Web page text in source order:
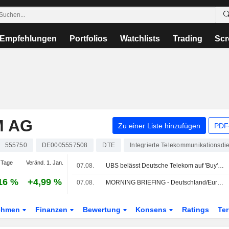
Empfehlungen Portfolios Watchlists Trading
AG Zu einer Liste hinzufügen
555750 DE0005557508 DTE Integrierte
Veränd. 1. Jan.
% +4,99 %
07.08. UBS belässt Deutsche Telekom auf 'Buy' - Ziel 36,20 Euro
07.08. MORNING BRIEFING - Deutschland/Europa
Finanzen Bewertung Konsens Ratings